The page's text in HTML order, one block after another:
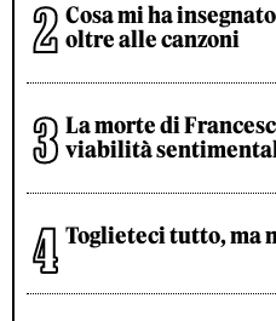
Cosa mi ha
oltre alle canzoni
La morte di
viabilità
Toglieteci tutto, ma